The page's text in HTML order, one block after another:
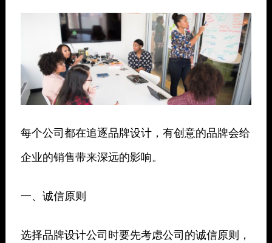
每个公司都在追逐品牌设计，有创意的品牌会给
企业的销售带来深远的影响。
一、诚信原则
选择品牌设计公司时要先考虑公司的诚信原则，